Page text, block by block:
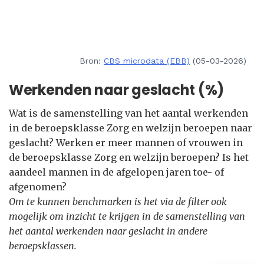
Bron: CBS microdata (EBB) (05-03-2026)
Werkenden naar geslacht (%)
Wat is de samenstelling van het aantal werkenden
in de beroepsklasse Zorg en welzijn beroepen naar
geslacht? Werken er meer mannen of vrouwen in
de beroepsklasse Zorg en welzijn beroepen? Is het
aandeel mannen in de afgelopen jaren toe- of
afgenomen?
Om te kunnen benchmarken is het via de filter ook
mogelijk om inzicht te krijgen in de samenstelling van
het aantal werkenden naar geslacht in andere
beroepsklassen.